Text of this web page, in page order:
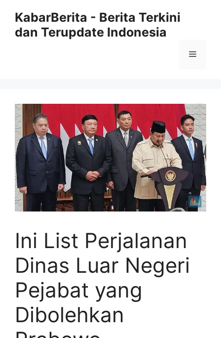
KabarBerita - Berita Terkini
dan Terupdate Indonesia
Menu
Ini List Perjalanan
Dinas Luar Negeri
Pejabat yang
Dibolehkan